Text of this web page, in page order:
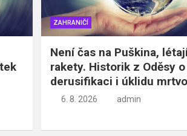
ZAHRANIČÍ
Není čas na Puškina,
rakety. Historik z Oděsy o
derusifikaci i úklidu
6. 8. 2026 admin